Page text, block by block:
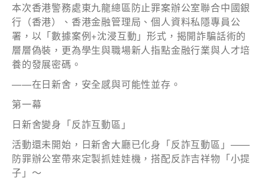
稱謂
先生
小姐
女士
姓
名
本次香港警務處東九龍總區防止罪案辦公室聯合中國銀
行（香港）、香港金融管理局、個人資料私隱專員公
署，以「數據案例+沈浸互動」形式，揭開詐騙話術的
層層偽裝，更為學生與職場新人指點金融行業與人才培
養的發展密碼。
——在日新舍，安全感與可能性並存。
第一幕
日新舍變身「反詐互動區」
活動還未開始，日新舍大廳已化身「反詐互動區」——
防罪辦公室帶來定製抓娃娃機，搭配反詐吉祥物「小提
子」～